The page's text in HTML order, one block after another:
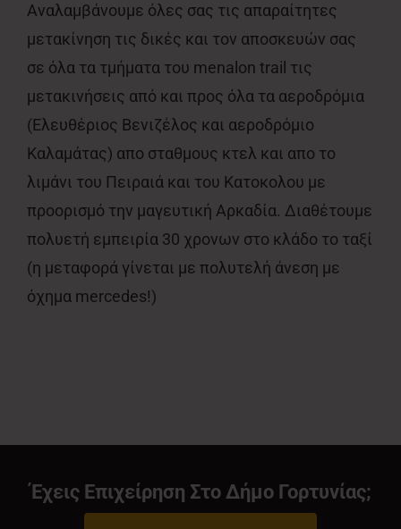
Αναλαμβάνουμε όλες σας τις απαραίτητες
μετακίνηση τις δικές και τον αποσκευών σας
σε όλα τα τμήματα του menalon trail τις
μετακινήσεις από και προς όλα τα αεροδρόμια
(Ελευθέριος Βενιζέλος και αεροδρόμιο
Καλαμάτας) απο σταθμους κτελ και απο το
λιμάνι του Πειραιά και του Κατοκολου με
προορισμό την μαγευτική Αρκαδία. Διαθέτουμε
πολυετή εμπειρία 30 χρονων στο κλάδο το ταξί
(η μεταφορά γίνεται με πολυτελή άνεση με
όχημα mercedes!)
Έχεις Επιχείρηση Στο Δήμο Γορτυνίας;